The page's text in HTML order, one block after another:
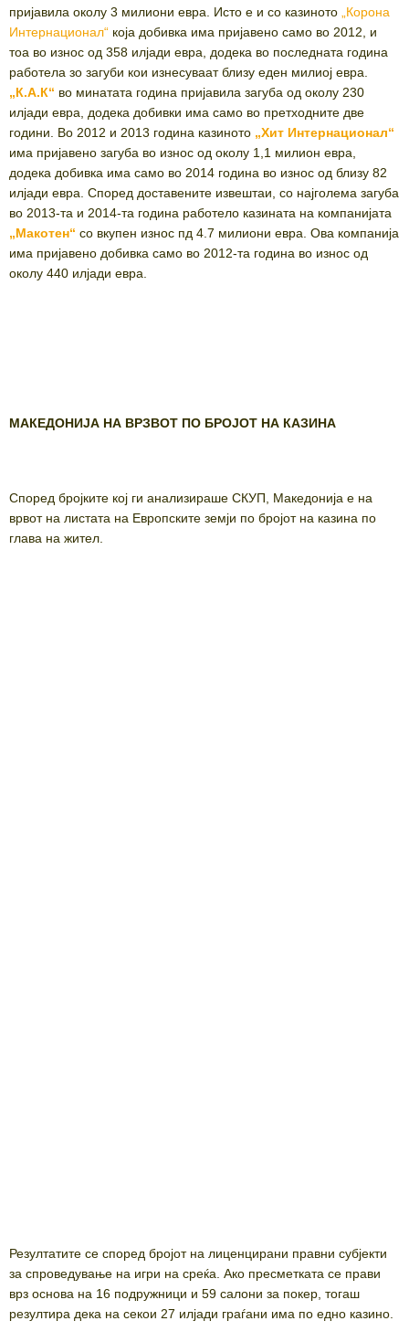
пријавила околу 3 милиони евра. Исто е и со казиното
„Корона
Интернационал“ која добивка има пријавено само во 2012, и
тоа во износ од 358 илјади евра, додека во последната година
работела зо загуби кои изнесуваат близу еден милиој евра.
„К.А.К“ во минатата година пријавила загуба од околу 230
илјади евра, додека добивки има само во претходните две
години. Во 2012 и 2013 година казиното „Хит Интернационал“
има пријавено загуба во износ од околу 1,1 милион евра,
додека добивка има само во 2014 година во износ од близу 82
илјади евра. Според доставените извештаи, со најголема загуба
во 2013-та и 2014-та година работело казината на компанијата
„Макотен“ со вкупен износ пд 4.7 милиони евра. Ова компанија
има пријавено добивка само во 2012-та година во износ од
околу 440 илјади евра.
МАКЕДОНИЈА НА ВРЗВОТ ПО БРОЈОТ НА КАЗИНА
Според бројките кој ги анализираше СКУП, Македонија е на
врвот на листата на Европските земји по бројот на казина по
глава на жител.
Резултатите се според бројот на лиценцирани правни субјекти
за спроведување на игри на среќа. Ако пресметката се прави
врз основа на 16 подружници и 59 салони за покер, тогаш
резултира дека на секои 27 илјади граѓани има по едно казино.